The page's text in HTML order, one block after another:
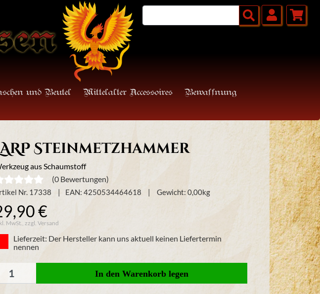
und Beutel Mittelalter Accessoires
Bewaffnung
Steinmetzhammer
aus Schaumstoff
(0 Bewertungen)
Nr. 17338 EAN: 4250534464618 Gewicht: 0,00kg
€
MwSt., zzgl. Versand
Lieferzeit: Der Hersteller kann uns aktuell keinen Liefertermin
nennen